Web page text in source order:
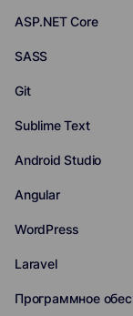
ASP.NET Core
SASS
Git
Sublime Text
Android Studio
Angular
WordPress
Laravel
Программное